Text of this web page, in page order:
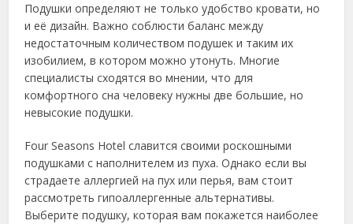
Подушки определяют не только удобство кровати, но
и её дизайн. Важно соблюсти баланс между
недостаточным количеством подушек и таким их
изобилием, в котором можно утонуть. Многие
специалисты сходятся во мнении, что для
комфортного сна человеку нужны две большие, но
невысокие подушки.
Four Seasons Hotel славится своими роскошными
подушками с наполнителем из пуха. Однако если вы
страдаете аллергией на пух или перья, вам стоит
рассмотреть гипоаллергенные альтернативы.
Выберите подушку, которая вам покажется наиболее